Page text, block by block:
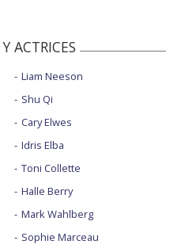
ACTRICES
Liam Neeson
Shu Qi
Cary Elwes
Idris Elba
Toni Collette
Halle Berry
Mark Wahlberg
Sophie Marceau